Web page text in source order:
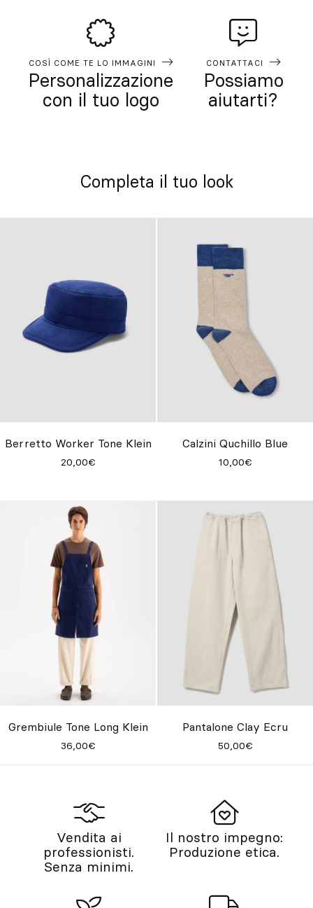
COSÌ COME TE LO IMMAGINI
Personalizzazione
con il tuo logo
CONTATTACI
Possiamo
aiutarti?
Completa il tuo look
Berretto Worker Tone Klein
20,00€
Calzini Quchillo Blue
10,00€
Grembiule Tone Long Klein
36,00€
Pantalone Clay Ecru
50,00€
Vendita ai
professionisti.
Senza minimi.
Il nostro impegno:
Produzione etica.